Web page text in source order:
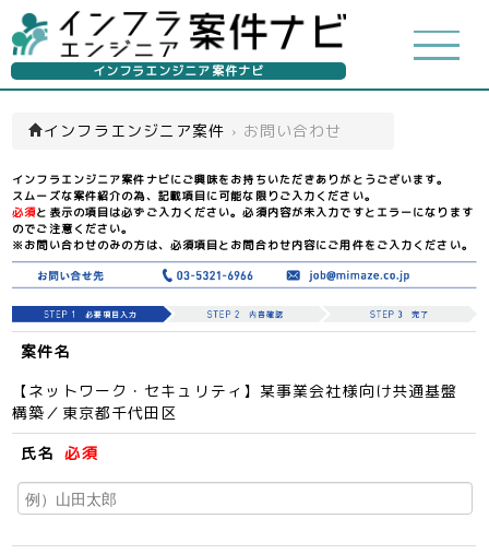
インフラエンジニア案件ナビ
インフラエンジニア案件 › お問い合わせ
インフラエンジニア案件ナビにご興味をお持ちいただきありがとうございます。
スムーズな案件紹介の為、記載項目に可能な限りご入力ください。
必須と表示の項目は必ずご入力ください。必須内容が未入力ですとエラーになります
のでご注意ください。
※お問い合わせのみの方は、必須項目とお問合わせ内容にご用件をご入力ください。
案件名
【ネットワーク・セキュリティ】某事業会社様向け共通基盤
構築／東京都千代田区
氏名 必須